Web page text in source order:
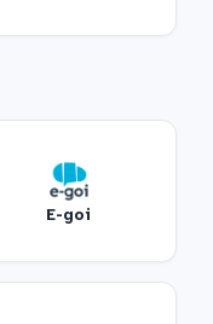
E-goi